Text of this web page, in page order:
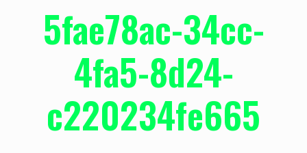
5fae78ac-34cc-
4fa5-8d24-
c220234fe665